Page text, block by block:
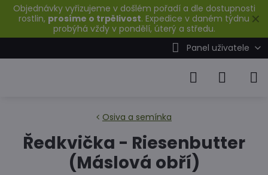
✕
Objednávky vyřizujeme v došlém pořadí a dle dostupnosti
rostlin, prosíme o trpělivost. Expedice v daném týdnu
probýhá vždy v pondělí, úterý a středu.
Panel uživatele
Osiva a semínka
Ředkvička - Riesenbutter
(Máslová obří)